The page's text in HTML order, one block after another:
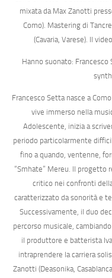
mixata da Max Zanotti
Como). Mastering di
(Cavaria, Varese). Il
Hanno suonato: Francesco
Francesco Settanasce a
vive immerso nella
Adolescente, inizia a
periodo particolarmente
fino a quando, ventenne,
“Smhate” Mereu. Il progetto
critico nei confronti
caratterizzato da sonorità e
Successivamente, il duo
percorso musicale,
il produttore e batterista
intraprendere la carriera
Zanotti (Deasonika,